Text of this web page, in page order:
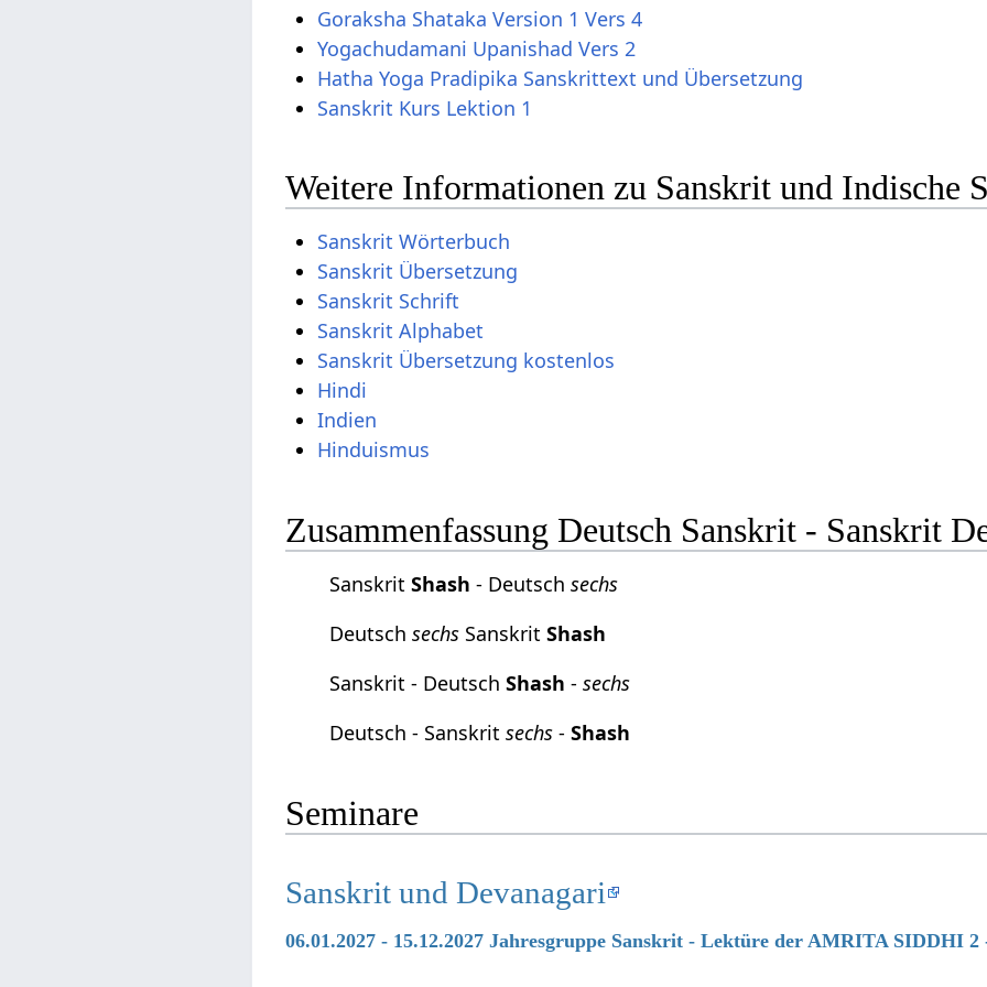
Goraksha Shataka Version 1 Vers 4
Yogachudamani Upanishad Vers 2
Hatha Yoga Pradipika Sanskrittext und Übersetzung
Sanskrit Kurs Lektion 1
Weitere Informationen zu Sanskrit und Indische
Sanskrit Wörterbuch
Sanskrit Übersetzung
Sanskrit Schrift
Sanskrit Alphabet
Sanskrit Übersetzung kostenlos
Hindi
Indien
Hinduismus
Zusammenfassung Deutsch Sanskrit - Sanskrit
SanskritShash - Deutschsechs
Deutschsechs SanskritShash
Sanskrit - DeutschShash -sechs
Deutsch - Sanskritsechs -Shash
Seminare
Sanskrit und Devanagari
06.01.2027 - 15.12.2027 Jahresgruppe Sanskrit - Lektüre der AMRITA SIDDHI 2